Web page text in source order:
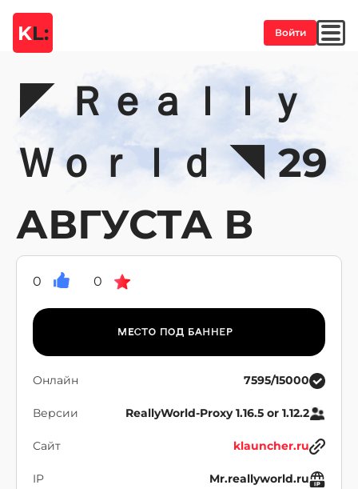
KL: Войти
◤ Ｒｅａｌｌｙ
Ｗｏｒｌｄ ◥ 29
АВГУСТА В
0 0
Онлайн 7595/15000
Версии ReallyWorld-Proxy 1.16.5 or 1.12.2
Сайт klauncher.ru
IP Mr.reallyworld.ru